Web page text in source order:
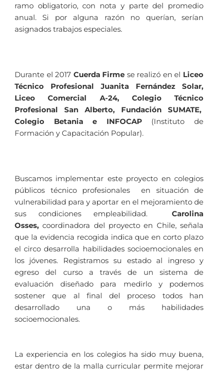
ramo obligatorio, con nota y parte del promedio
anual. Si por alguna razón no querían, serían
asignados trabajos especiales.
Durante el 2017 Cuerda Firme se realizó en el Liceo
Técnico Profesional Juanita Fernández Solar,
Liceo Comercial A-24, Colegio Técnico
Profesional San Alberto, Fundación SUMATE,
Colegio Betania e INFOCAP(Instituto de
Formación y Capacitación Popular).
Buscamos implementar este proyecto en colegios
públicos técnico profesionales en situación de
vulnerabilidad para y aportar en el mejoramiento de
sus condiciones empleabilidad. Carolina
Osses, coordinadora del proyecto en Chile, señala
que la evidencia recogida indica que en corto plazo
el circo desarrolla habilidades socioemocionales en
los jóvenes. Registramos su estado al ingreso y
egreso del curso a través de un sistema de
evaluación diseñado para medirlo y podemos
sostener que al final del proceso todos han
desarrollado una o más habilidades
socioemocionales.
La experiencia en los colegios ha sido muy buena,
estar dentro de la malla curricular permite mejorar